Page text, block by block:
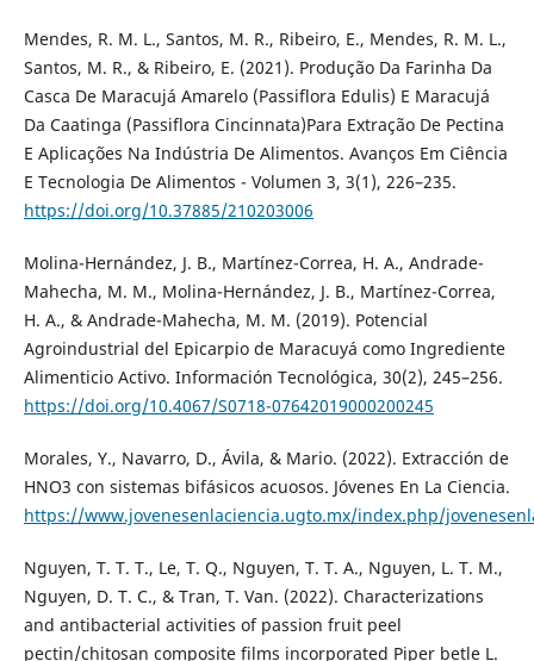
Mendes, R. M. L., Santos, M. R., Ribeiro, E., Mendes, R. M. L.,
Santos, M. R., & Ribeiro, E. (2021). Produção Da Farinha Da
Casca De Maracujá Amarelo (Passiflora Edulis) E Maracujá
Da Caatinga (Passiflora Cincinnata)Para Extração De Pectina
E Aplicações Na Indústria De Alimentos. Avanços Em Ciência
E Tecnologia De Alimentos - Volumen 3, 3(1), 226–235.
https://doi.org/10.37885/210203006
Molina-Hernández, J. B., Martínez-Correa, H. A., Andrade-
Mahecha, M. M., Molina-Hernández, J. B., Martínez-Correa,
H. A., & Andrade-Mahecha, M. M. (2019). Potencial
Agroindustrial del Epicarpio de Maracuyá como Ingrediente
Alimenticio Activo. Información Tecnológica, 30(2), 245–256.
https://doi.org/10.4067/S0718-07642019000200245
Morales, Y., Navarro, D., Ávila, & Mario. (2022). Extracción de
HNO3 con sistemas bifásicos acuosos. Jóvenes En La Ciencia.
https://www.jovenesenlaciencia.ugto.mx/index.php/
Nguyen, T. T. T., Le, T. Q., Nguyen, T. T. A., Nguyen, L. T. M.,
Nguyen, D. T. C., & Tran, T. Van. (2022). Characterizations
and antibacterial activities of passion fruit peel
pectin/chitosan composite films incorporated Piper betle L.